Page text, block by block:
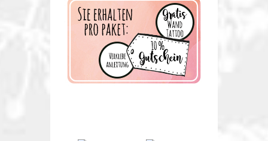
Versandkosten
Produktnummer:f077-P
Verfügbarkeit:Auf Lager
Lieferzeit: 1-2 Werktage